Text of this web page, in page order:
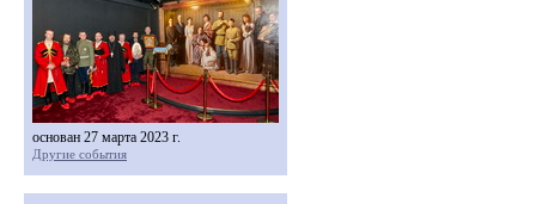
основан 27 марта 2023 г.
Другие события